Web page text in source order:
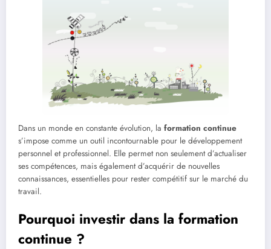
Dans un monde en constante évolution, la formation continue
s’impose comme un outil incontournable pour le développement
personnel et professionnel. Elle permet non seulement d’actualiser
ses compétences, mais également d’acquérir de nouvelles
connaissances, essentielles pour rester compétitif sur le marché du
travail.
Pourquoi investir dans la formation
continue ?